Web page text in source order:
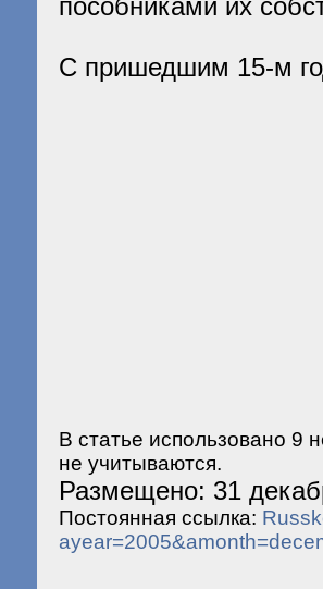
пособниками их
С пришедшим 15-м
В статье использовано 9
не учитываются.
Размещено: 31
Постоянная ссылка: